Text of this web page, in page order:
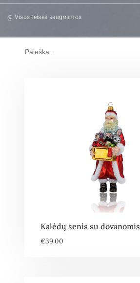
@ Visos teisės saugosmos
Kalėdų senis su dovanomis
€39.00